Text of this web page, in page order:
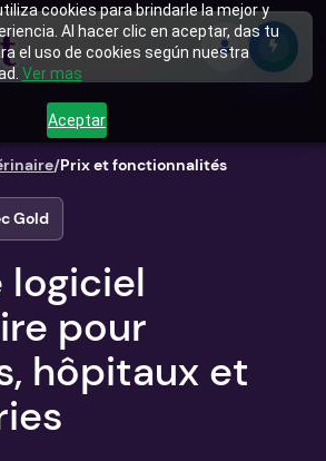
cookies para brindarle la mejor y
Al hacer clic en aceptar, das tu
el uso de cookies según nuestra
Ver mas
Aceptar
/Prix et fonctionnalités
Gold
logiciel
pour
hôpitaux et